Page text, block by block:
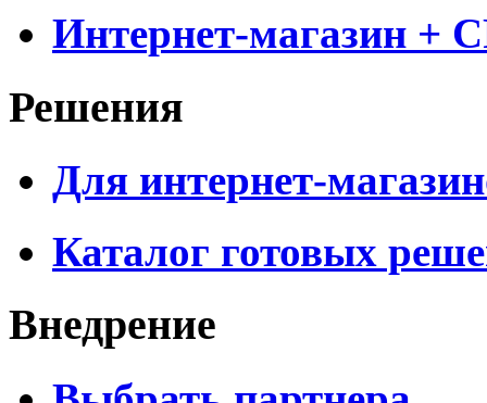
Интернет-магазин +
Решения
Для интернет-
Каталог готовых
Внедрение